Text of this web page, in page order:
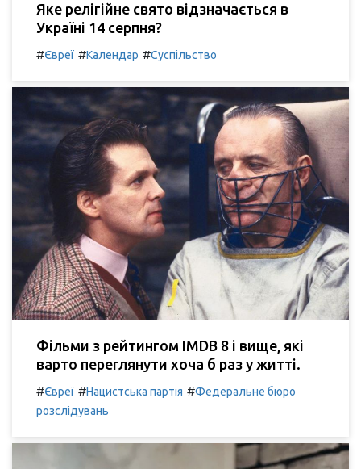
Яке релігійне свято відзначається в
Україні 14 серпня?
#Євреї #Календар #Суспільство
Фільми з рейтингом IMDB 8 і вище, які
варто переглянути хоча б раз у житті.
#Євреї #Нацистська партія #Федеральне бюро
розслідувань